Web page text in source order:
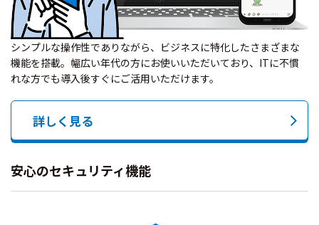
シンプルな操作性でありながら、ビジネスに特化したさまざまな
機能を搭載。幅広い年代の方にお使いいただいており、ITに不慣
れな方でも導入後すぐにご活用いただけます。
詳しく見る
安心のセキュリティ機能